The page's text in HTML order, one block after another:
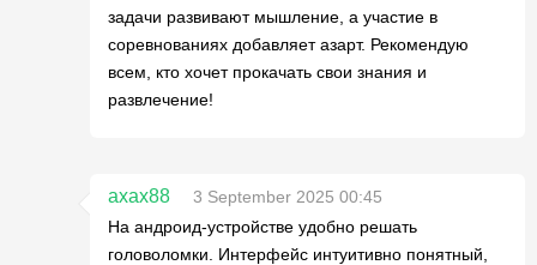
задачи развивают мышление, а участие в
соревнованиях добавляет азарт. Рекомендую
всем, кто хочет прокачать свои знания и
развлечение!
axax88
3 September 2025 00:45
На андроид-устройстве удобно решать
головоломки. Интерфейс интуитивно понятный,